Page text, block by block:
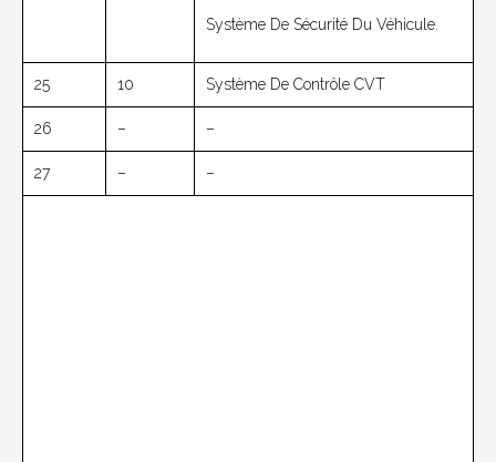
Système De Sécurité Du Véhicule.
25 10 Système De Contrôle CVT
26 – –
27 – –